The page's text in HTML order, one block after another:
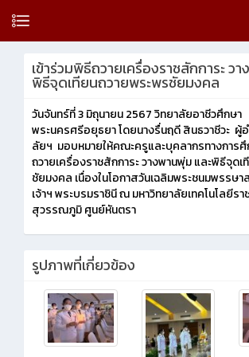
เข้าร่วมพิธีถวายเครื่องราชสักการะ ว
พิธีจุดเทียนถวายพระพรชัยมงคล
วันจันทร์ที่ 3 มิถุนายน 2567 วิทยาลัยอาชีวศึกษา
พระนครศรีอยุธยา โดยนางรื่นฤดี สินธวาชีวะ ผู้
ลัยฯ มอบหมายให้คณะครูและบุคลากรทางการศึ
ถวายเครื่องราชสักการะ วางพานพุ่ม และพิธีจุด
ชัยมงคล เนื่องในโอกาสวันเฉลิมพระชนมพรรษา
เจ้าฯ พระบรมราชินี ณ มหาวิทยาลัยเทคโนโลยีร
สุวรรณภูมิ ศูนย์หันตรา
รูปภาพที่เกี่ยวข้อง